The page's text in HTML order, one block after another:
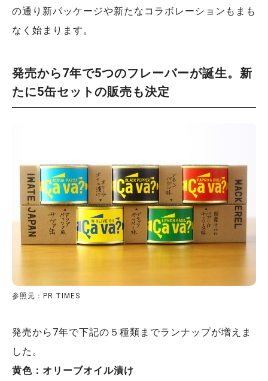
の通り新パッケージや新たなコラボレーションもまも
なく始まります。
発売から7年で5つのフレーバーが誕生。新
たに5缶セットの販売も決定
参照元：PR TIMES
発売から7年で下記の５種類までランナップが増えま
した。
黄色：オリーブオイル漬け